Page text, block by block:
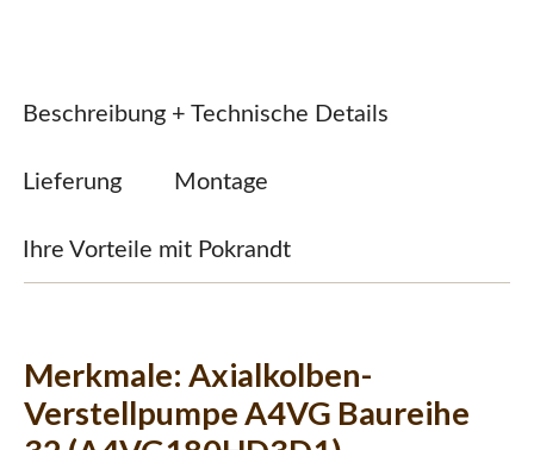
Beschreibung + Technische Details
Lieferung Montage
Ihre Vorteile mit Pokrandt
Merkmale: Axialkolben-
Verstellpumpe A4VG Baureihe